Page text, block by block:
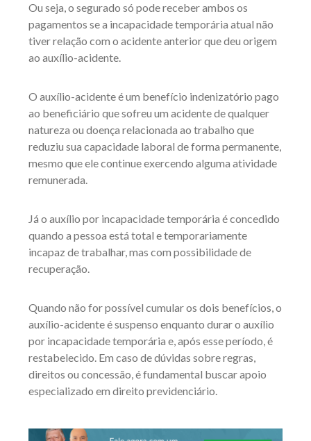
Ou seja, o segurado só pode receber ambos os
pagamentos se a incapacidade temporária atual não
tiver relação com o acidente anterior que deu origem
ao auxílio-acidente.
O auxílio-acidente é um benefício indenizatório pago
ao beneficiário que sofreu um acidente de qualquer
natureza ou doença relacionada ao trabalho que
reduziu sua capacidade laboral de forma permanente,
mesmo que ele continue exercendo alguma atividade
remunerada.
Já o auxílio por incapacidade temporária é concedido
quando a pessoa está total e temporariamente
incapaz de trabalhar, mas com possibilidade de
recuperação.
Quando não for possível cumular os dois benefícios, o
auxílio-acidente é suspenso enquanto durar o auxílio
por incapacidade temporária e, após esse período, é
restabelecido. Em caso de dúvidas sobre regras,
direitos ou concessão, é fundamental buscar apoio
especializado em direito previdenciário.